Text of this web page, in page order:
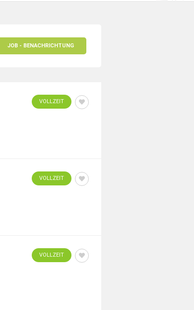
JOB - BENACHRICHTUNG
VOLLZEIT
VOLLZEIT
VOLLZEIT